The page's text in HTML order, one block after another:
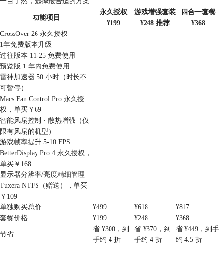
功能项目
永久授权
¥199
游戏增强套装
¥248 推荐
四合一套餐
¥368
CrossOver 26 永久授权
1年免费版本升级
过往版本 11-25 免费使用
预览版 1 年内免费使用
雷神加速器 50 小时（时长不
可暂停）
Macs Fan Control Pro 永久授
权，单买￥69
智能风扇控制 · 散热增强（仅
限有风扇的机型）
游戏帧率提升 5-10 FPS
BetterDisplay Pro 4 永久授权，
单买￥168
显示器分辨率/亮度精细管理
Tuxera NTFS（赠送），单买
￥109
单独购买总价
¥499 ¥618
¥817
套餐价格
¥199 ¥248 ¥368
节省
省 ¥300，到
手约 4 折
省 ¥370，到
手约 4 折
省 ¥449，到手
约 4.5 折